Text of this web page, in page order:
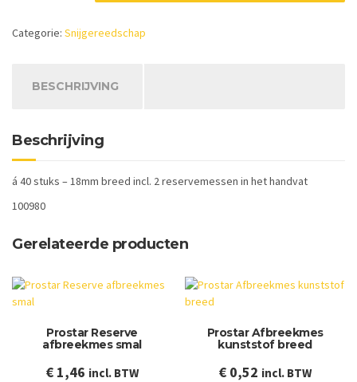
aantal
Categorie: Snijgereedschap
BESCHRIJVING
Beschrijving
á 40 stuks – 18mm breed incl. 2 reservemessen in het handvat
100980
Gerelateerde producten
Prostar Reserve
afbreekmes smal
€1,46 incl. BTW
Prostar Afbreekmes
kunststof breed
€ 0,52 incl. BTW